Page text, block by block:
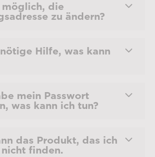
möglich, die
zu ändern?
Hilfe, was kann
mein Passwort
was kann ich tun?
das Produkt, das ich
nicht finden.